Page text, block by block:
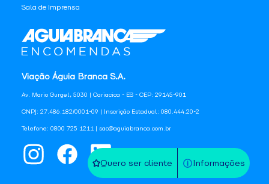
Quero ser cliente Informações
Viação Águia Branca S.A.
Av. Mario Gurgel, 5030 | Cariacica - ES - CEP: 29145-901
CNPJ: 27.486.182/0001-09 | Inscrição Estadual: 080.444.20-2
Telefone: 0800 725 1211 | sac@aguiabranca.com.br
Sala de Imprensa